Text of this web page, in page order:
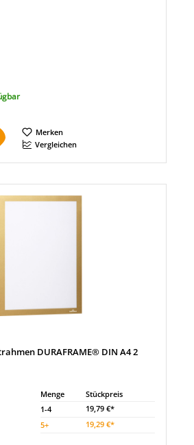
Merken
Vergleichen
DURAFRAME® DIN A4 2
Menge
Stückpreis
1-4
19,79 €*
5+ 19,29 €*